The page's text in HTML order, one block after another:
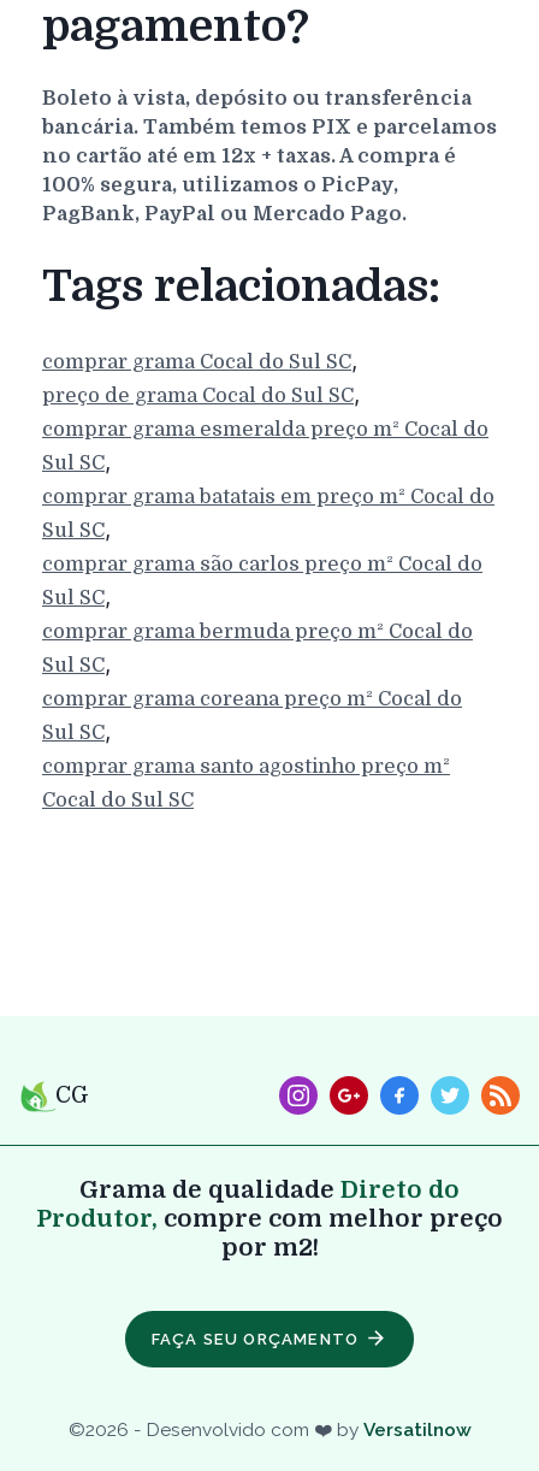
pagamento?
Boleto à vista, depósito ou transferência
bancária. Também temos PIX e parcelamos
no cartão até em 12x + taxas. A compra é
100% segura, utilizamos o PicPay,
PagBank, PayPal ou Mercado Pago.
Tags relacionadas:
comprar grama Cocal do Sul SC,
preço de grama Cocal do Sul SC,
comprar grama esmeralda preço m² Cocal do
Sul SC,
comprar grama batatais em preço m² Cocal do
Sul SC,
comprar grama são carlos preço m² Cocal do
Sul SC,
comprar grama bermuda preço m² Cocal do
Sul SC,
comprar grama coreana preço m² Cocal do
Sul SC,
comprar grama santo agostinho preço m²
Cocal do Sul SC
CG
Grama de qualidade Direto do
Produtor, compre com melhor preço
por m2!
FAÇA SEU ORÇAMENTO
©2026 - Desenvolvido com ❤️ by Versatilnow